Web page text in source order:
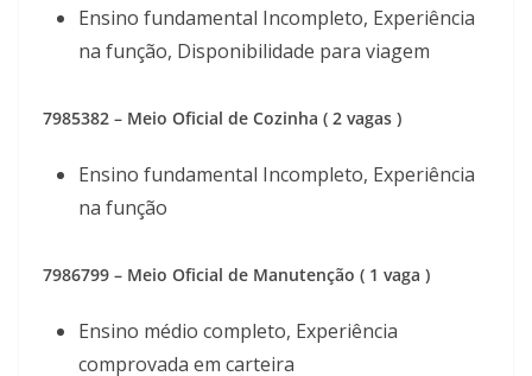
Ensino fundamental Incompleto, Experiência
na função, Disponibilidade para viagem
7985382 – Meio Oficial de Cozinha ( 2 vagas )
Ensino fundamental Incompleto, Experiência
na função
7986799 – Meio Oficial de Manutenção ( 1 vaga )
Ensino médio completo, Experiência
comprovada em carteira